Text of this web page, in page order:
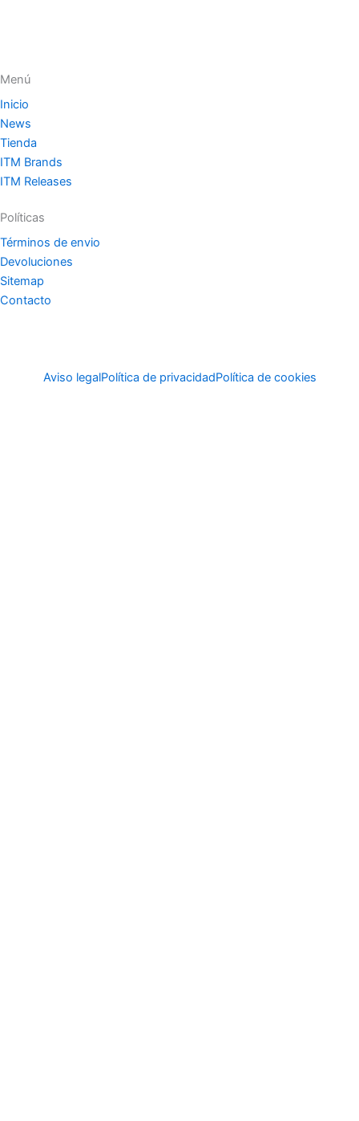
Menú
Inicio
News
Tienda
ITM Brands
ITM Releases
Políticas
Términos de envio
Devoluciones
Sitemap
Contacto
Aviso legalPolítica de privacidadPolítica de cookies